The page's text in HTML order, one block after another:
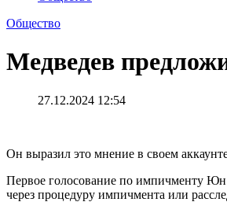
Общество
Медведев
27.12.2024 12:54
Он выразил это мнение в своем
Первое голосование по импичменту Юн
через процедуру импичмента или